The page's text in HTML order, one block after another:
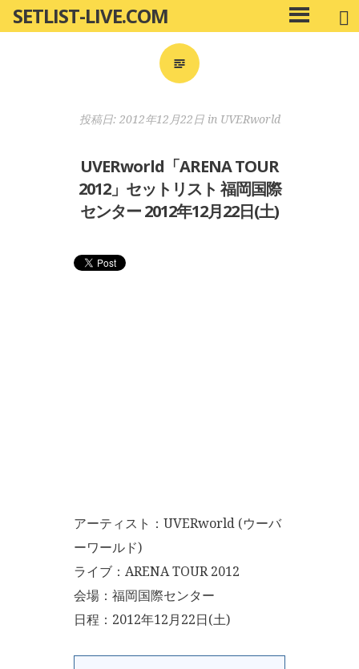
ン
SETLIST-LIVE.COM
メ
イ
投稿日: 2012年12月22日in UVERworld
UVERworld「ARENA TOUR
2012」セットリスト 福岡国際
センター 2012年12月22日(土)
アーティスト：UVERworld (ウーバ
ーワールド)
ライブ：ARENA TOUR 2012
会場：福岡国際センター
日程：2012年12月22日(土)